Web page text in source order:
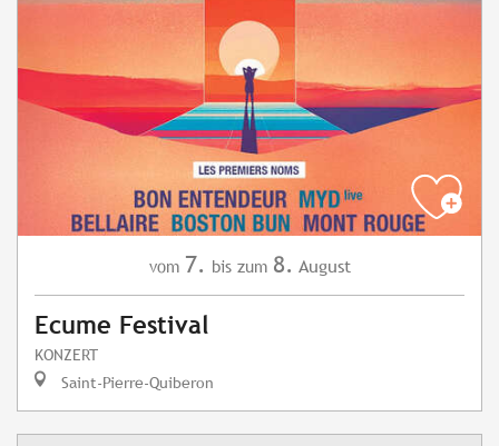
vom 7. bis zum 8. August
Ecume Festival
KONZERT
Saint-Pierre-Quiberon